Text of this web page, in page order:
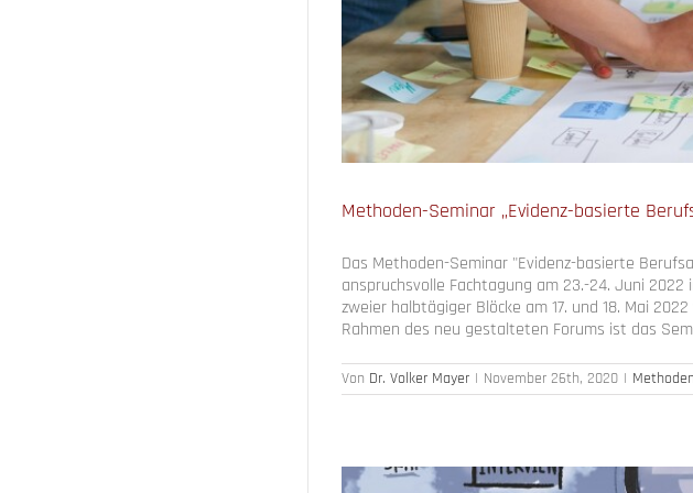
Methoden-Seminar „Evidenz-basierte
Das Methoden-Seminar "Evidenz-basierte
anspruchsvolle Fachtagung am 23.-24. Juni
zweier halbtägiger Blöcke am 17. und 18. Mai
Rahmen des neu gestalteten Forums ist das
Von Dr. Volker Mayer | November 26th, 2020 |